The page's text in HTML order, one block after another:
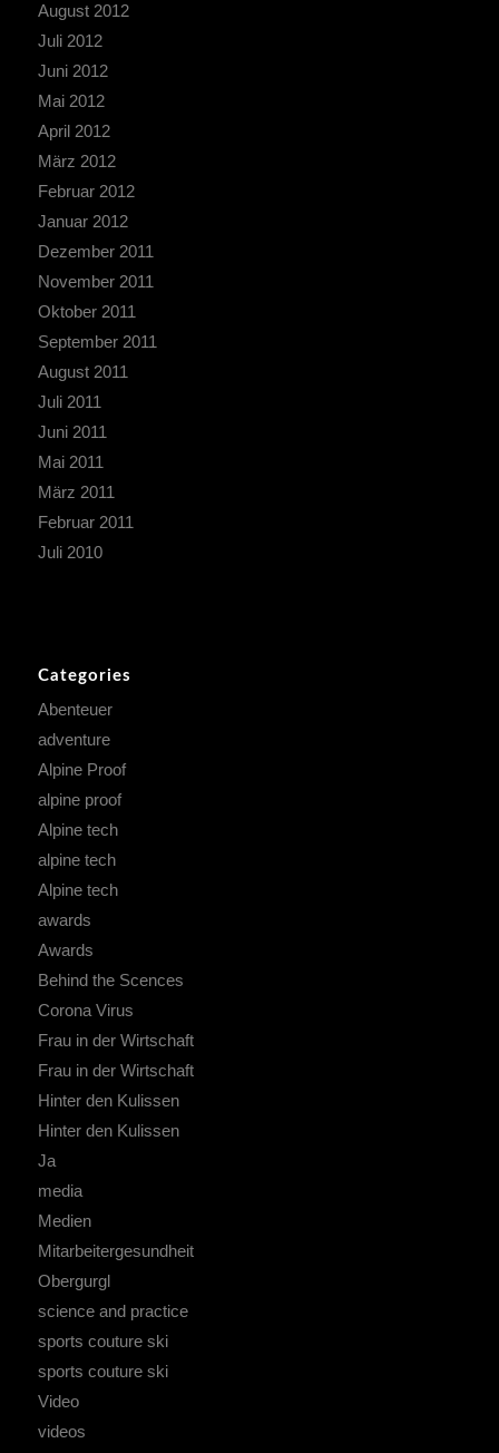
August 2012
Juli 2012
Juni 2012
Mai 2012
April 2012
März 2012
Februar 2012
Januar 2012
Dezember 2011
November 2011
Oktober 2011
September 2011
August 2011
Juli 2011
Juni 2011
Mai 2011
März 2011
Februar 2011
Juli 2010
Categories
Abenteuer
adventure
Alpine Proof
alpine proof
Alpine tech
alpine tech
Alpine tech
awards
Awards
Behind the Scences
Corona Virus
Frau in der Wirtschaft
Frau in der Wirtschaft
Hinter den Kulissen
Hinter den Kulissen
Ja
media
Medien
Mitarbeitergesundheit
Obergurgl
science and practice
sports couture ski
sports couture ski
Video
videos